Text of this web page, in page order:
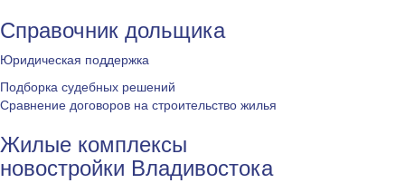
Справочник дольщика
Юридическая поддержка
Подборка судебных решений
Сравнение договоров на строительство жилья
Жилые комплексы
новостройки Владивостока